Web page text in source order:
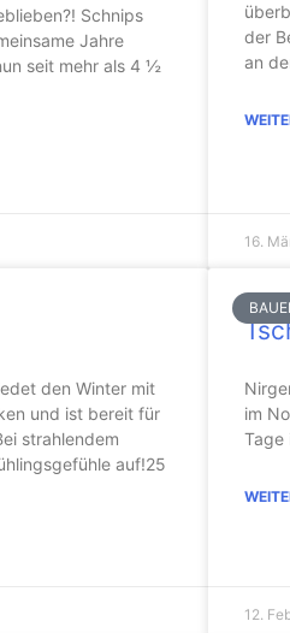
Schnips
Jahre
seit mehr als 4 ½
der
an
16.
den Winter mit
und ist bereit für
strahlendem
auf!25
im
Tage
12.